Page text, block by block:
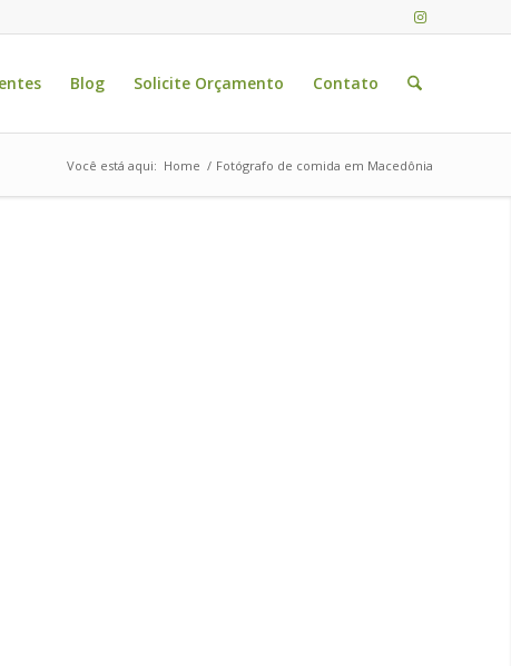
Blog Solicite Orçamento Contato
Você está aqui: Home / Fotógrafo de comida em Macedônia